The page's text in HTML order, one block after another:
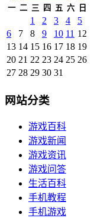
一 二 三 四 五 六 日
1 2 3 4
5
6
7 8 9 10 11 12
13 14 15 16 17 18 19
20 21 22 23 24 25 26
27 28 29 30 31
网站分类
游戏百科
游戏新闻
游戏资讯
游戏问答
生活百科
手机教程
手机游戏